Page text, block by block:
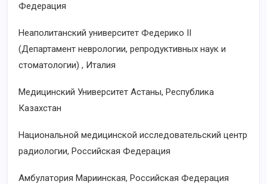
Федерация
Неаполитанский университет Федерико II
(Департамент неврологии, репродуктивных наук и
стоматологии) , Италия
Медицинский Университет Астаны, Республика
Казахстан
Национальной медицинской исследовательский центр
радиологии, Российская Федерация
Амбулатория Мариинская, Российская Федерация